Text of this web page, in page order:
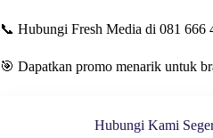
📞 Hubungi Fresh Media di 081 666
🎯 Dapatkan promo menarik untuk
Hubungi Kami